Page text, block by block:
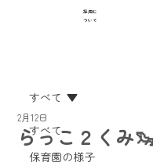
採用に
ついて
すべて
保育園の様子
すべて
らっこ２くみ
2月12日